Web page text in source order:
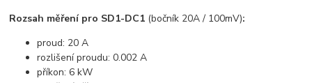
Rozsah měření pro SD1-DC1 (bočník 20A / 100mV):
proud: 20 A
rozlišení proudu: 0.002 A
příkon: 6 kW